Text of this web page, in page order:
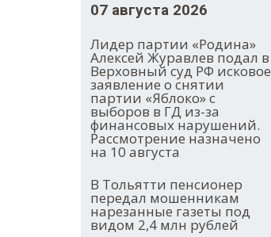
07 августа 2026
Лидер партии «Родина»
Алексей Журавлев подал в
Верховный суд РФ исковое
заявление о снятии
партии «Яблоко» с
выборов в ГД из-за
финансовых нарушений.
Рассмотрение назначено
на 10 августа
В Тольятти пенсионер
передал мошенникам
нарезанные газеты под
видом 2,4 млн рублей